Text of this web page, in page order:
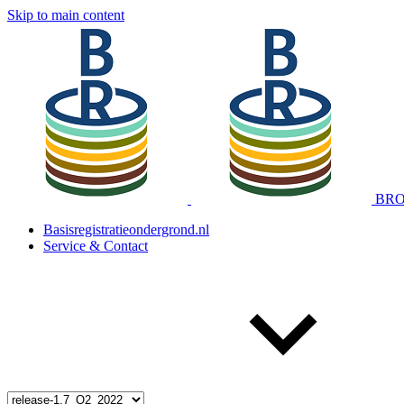
Skip to main content
Basisregistratieondergrond.nl
Service & Contact